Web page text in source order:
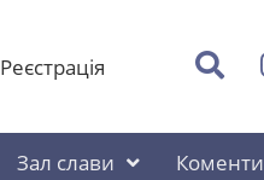
Реєстрація
Зал слави Коменти